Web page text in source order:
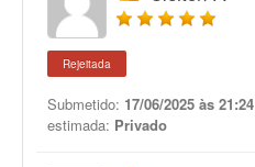
Rejeitada
Submetido: 17/06/2025 às 21:24
estimada: Privado